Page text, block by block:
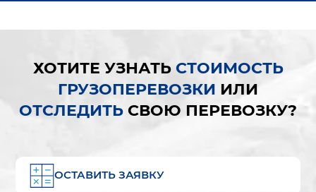
ХОТИТЕ УЗНАТЬ СТОИМОСТЬ
ГРУЗОПЕРЕВОЗКИ ИЛИ
ОТСЛЕДИТЬ СВОЮ ПЕРЕВОЗКУ?
ОСТАВИТЬ ЗАЯВКУ